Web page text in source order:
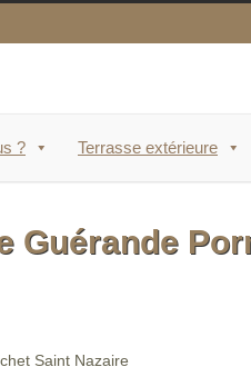
? Terrasse extérieure
Guérande